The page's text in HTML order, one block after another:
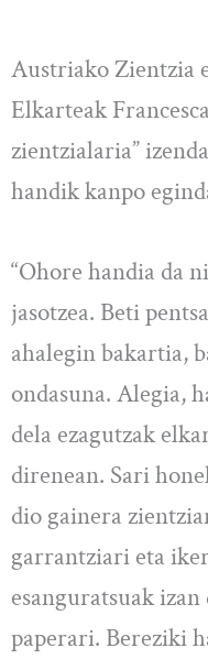
Austriako Zientzia
Elkarteak
zientzialaria”
handik kanpo
“Ohore handia da
jasotzea. Beti
ahalegin bakartia,
ondasuna. Alegia,
dela ezagutzak
direnean. Sari
dio gainera
garrantziari eta
esanguratsuak
paperari. Bereziki